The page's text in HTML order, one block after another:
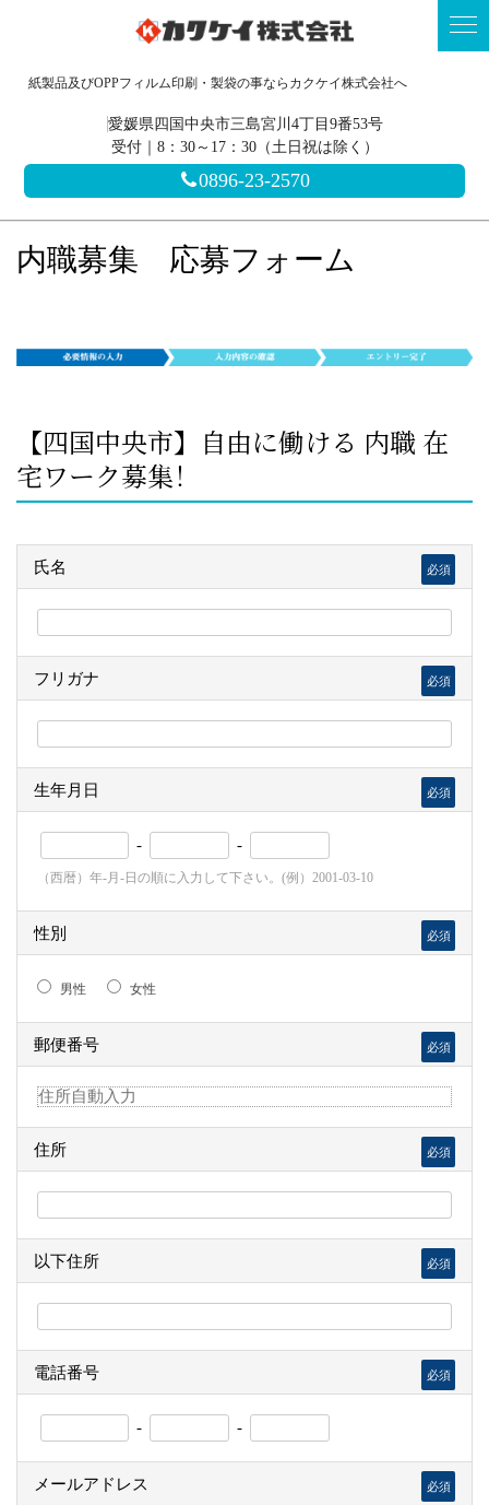
紙製品及びOPPフィルム印刷・製袋の事ならカクケイ株式会社へ
愛媛県四国中央市三島宮川4丁目9番53号
受付｜8：30～17：30（土日祝は除く）
0896-23-2570
内職募集 応募フォーム
【四国中央市】自由に働ける 内職 在
宅ワーク募集！
氏名 必須
フリガナ 必須
生年月日 必須
- -
（西暦）年-月-日の順に入力して下さい。(例）2001-03-10
性別 必須
男性 女性
郵便番号 必須
住所 必須
以下住所 必須
電話番号 必須
- -
メールアドレス 必須